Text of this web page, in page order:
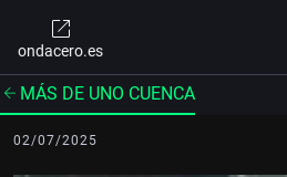
ondacero.es
MÁS DE UNO CUENCA
02/07/2025